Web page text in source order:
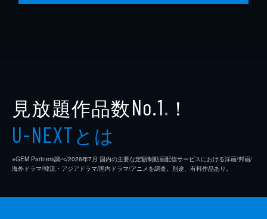
見放題作品数No.1 ※ ！
U-NEXTとは
※GEM Partners調べ/2026年7⽉ 国内の主要な定額制動画配信サービスにおける洋画/邦画/
海外ドラマ/韓流・アジアドラマ/国内ドラマ/アニメを調査。別途、有料作品あり。